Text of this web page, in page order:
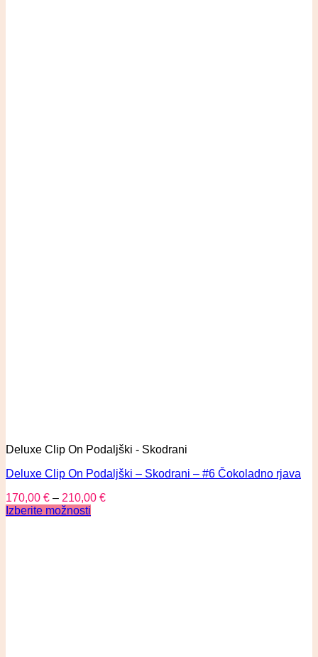
Deluxe Clip On Podaljški - Skodrani
Deluxe Clip On Podaljški – Skodrani – #6 Čokoladno rjava
170,00 € – 210,00 €
Izberite možnosti